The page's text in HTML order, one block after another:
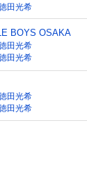
田光希
BOYS OSAKA
田光希
田光希
田光希
田光希